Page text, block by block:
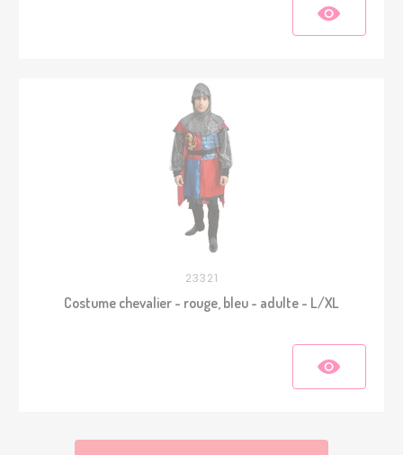
23321
Costume chevalier - rouge, bleu - adulte - L/XL